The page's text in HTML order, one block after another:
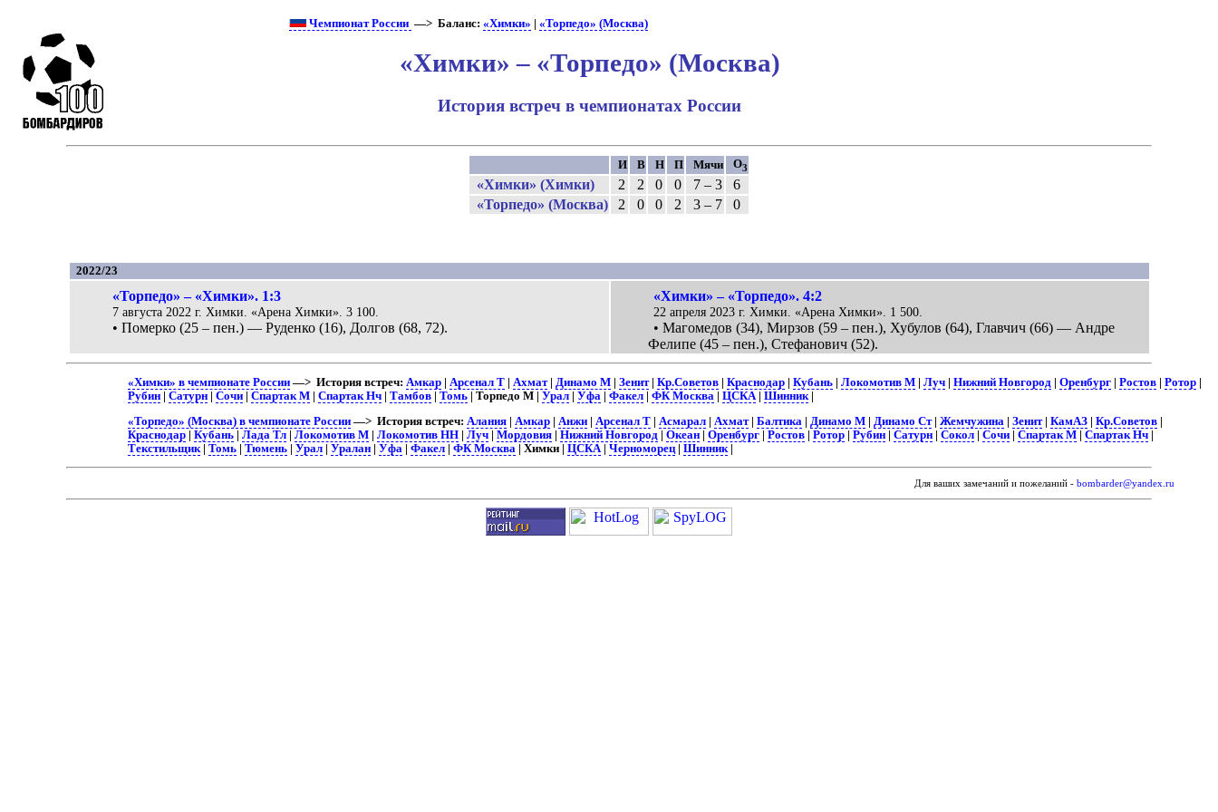
Чемпионат России —> Баланс: «Химки» «Торпедо» (Москва)
«Химки» – «Торпедо» (Москва)
История встреч в чемпионатах России
И В Н П Мячи О3
«Химки» (Химки) 2 2 0 0 7 – 3
6
«Торпедо» (Москва)
2 0 0 2 3 – 7 0
2022/23
«Торпедо» – «Химки». 1:3
7 августа 2022 г. Химки. «Арена Химки». 3 100.
• Померко (25 – пен.) — Руденко (16), Долгов (68, 72).
«Химки» – «Торпедо». 4:2
22 апреля 2023 г. Химки. «Арена Химки». 1 500.
• Магомедов (34), Мирзов (59 – пен.), Хубулов (64), Главчич (66) — Андре
Фелипе (45 – пен.), Стефанович (52).
«Химки» в чемпионате России—> История встреч: Амкар| Арсенал Т| Ахмат| Динамо М| Зенит| Кр.Советов| Краснодар| Кубань| Локомотив М| Луч| Нижний Новгород| Оренбург| Ростов| Ротор|
Рубин| Сатурн| Сочи| Спартак М| Спартак Нч| Тамбов| Томь| Торпедо М | Урал| Уфа | Факел| ФК Москва | ЦСКА| Шинник|
«Торпедо» (Москва) в чемпионате России—> История встреч: Алания| Амкар| Анжи| Арсенал Т| Асмарал| Ахмат| Балтика | Динамо М| Динамо Ст| Жемчужина | Зенит| КамАЗ| Кр.Советов|
Краснодар| Кубань| Лада Тл| Локомотив М| Локомотив НН| Луч| Мордовия| Нижний Новгород| Океан| Оренбург| Ростов| Ротор| Рубин| Сатурн| Сокол| Сочи| Спартак М| Спартак Нч|
Текстильщик| Томь| Тюмень| Урал| Уралан| Уфа | Факел| ФК Москва | Химки | ЦСКА| Черноморец| Шинник|
Для ваших замечаний и пожеланий - bombarder@yandex.ru